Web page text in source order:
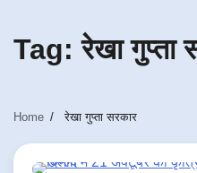
Tag:रेखा गुप्ता
Home रेखा गुप्ता सरकार